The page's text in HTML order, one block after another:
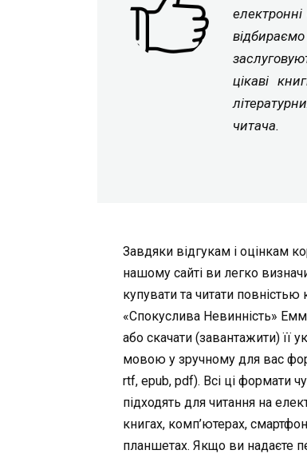
цікаві
читача.
Завдяки відгукам і оцінкам
нашому сайті ви легко
купувати та читати повністью
«Спокуслива Невинність»
або скачати (завантажити) її
мовою у зручному для вас
rtf, epub, pdf). Всі ці формати
підходять для читання на
книгах, комп’ютерах,
планшетах. Якщо ви надаєте